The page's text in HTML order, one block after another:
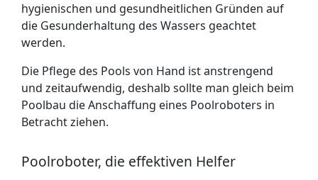
hygienischen und gesundheitlichen Gründen auf
die Gesunderhaltung des Wassers geachtet
werden.
Die Pflege des Pools von Hand ist anstrengend
und zeitaufwendig, deshalb sollte man gleich beim
Poolbau die Anschaffung eines Poolroboters in
Betracht ziehen.
Poolroboter, die effektiven Helfer